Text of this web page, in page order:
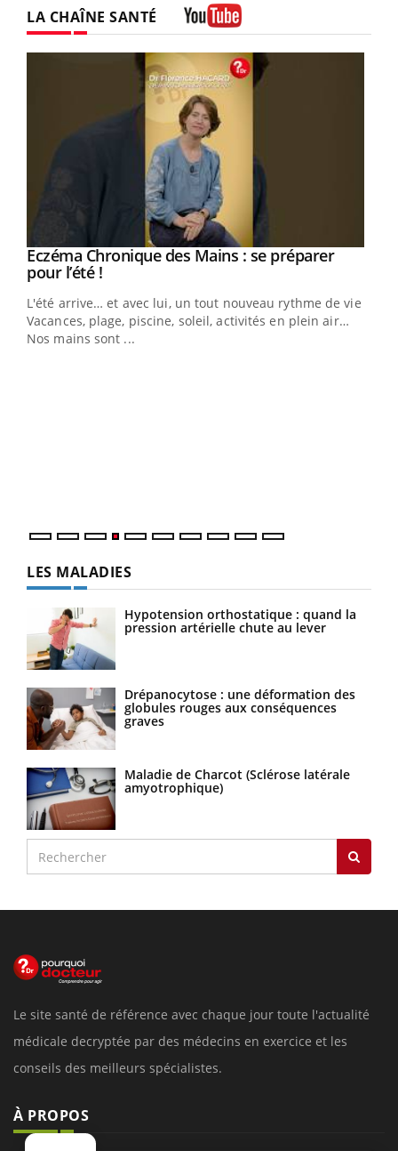
LA CHAÎNE SANTÉ
Youtube
Eczéma Chronique des Mains : se préparer
pour l’été !Youtube
L'été arrive… et avec lui, un tout nouveau rythme de vie !
Vacances, plage, piscine, soleil, activités en plein air…
Nos mains sont ...
LES MALADIES
Hypotension orthostatique : quand la
pression artérielle chute au lever
Drépanocytose : une déformation des
globules rouges aux conséquences
graves
Maladie de Charcot (Sclérose latérale
amyotrophique)
Le site santé de référence avec chaque jour toute l'actualité
médicale decryptée par des médecins en exercice et les
conseils des meilleurs spécialistes.
À PROPOS